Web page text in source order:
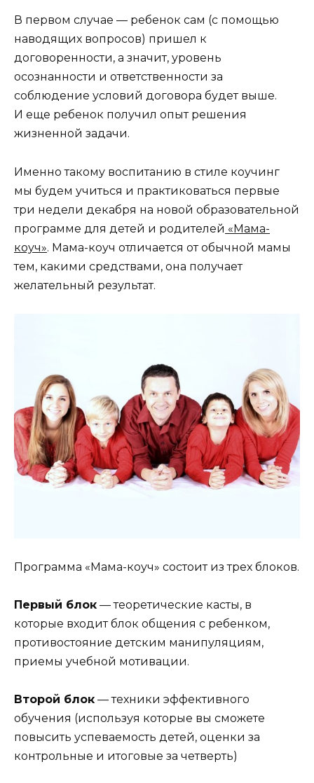
В первом случае — ребенок сам (с помощью
наводящих вопросов) пришел к
договоренности, а значит, уровень
осознанности и ответственности за
соблюдение условий договора будет выше.
И еще ребенок получил опыт решения
жизненной задачи.
Именно такому воспитанию в стиле коучинг
мы будем учиться и практиковаться первые
три недели декабря на новой образовательной
программе для детей и родителей «Мама-
коуч». Мама-коуч отличается от обычной мамы
тем, какими средствами, она получает
желательный результат.
Программа «Мама-коуч» состоит из трех блоков.
Первый блок — теоретические касты, в
которые входит блок общения с ребенком,
противостояние детским манипуляциям,
приемы учебной мотивации.
Второй блок — техники эффективного
обучения (используя которые вы сможете
повысить успеваемость детей, оценки за
контрольные и итоговые за четверть)